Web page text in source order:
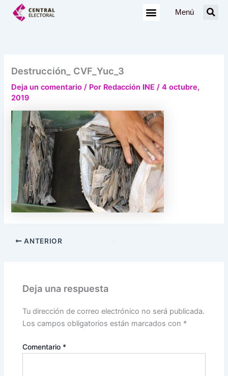
Menú
Destrucción_ CVF_Yuc_3
Deja un comentario / Por Redacción INE/4 octubre,
2019
ANTERIOR
Deja una respuesta
Tu dirección de correo electrónico no será publicada.
Los campos obligatorios están marcados con *
Comentario *